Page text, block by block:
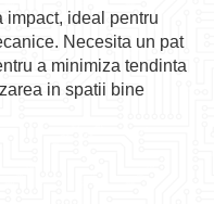
impact, ideal pentru
Necesita un pat
a minimiza tendinta
in spatii bine